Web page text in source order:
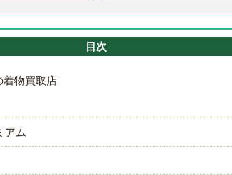
目次
着物買取店
アム